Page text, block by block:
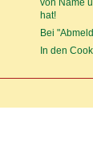
hat!
Bei
In den